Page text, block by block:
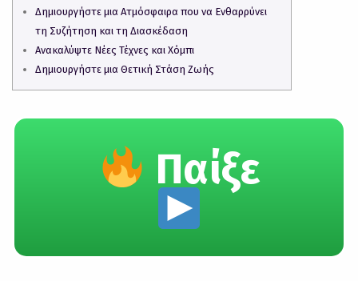
Δημιουργήστε μια Ατμόσφαιρα που να Ενθαρρύνει
τη Συζήτηση και τη Διασκέδαση
Ανακαλύψτε Νέες Τέχνες και Χόμπι
Δημιουργήστε μια Θετική Στάση Ζωής
Παίξε